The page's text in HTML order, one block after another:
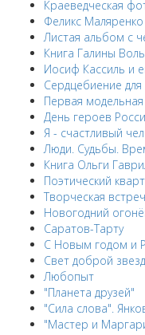
Краеведческая
Феликс
Листая альбом с
Книга Галины
Иосиф Кассиль и
Сердцебиение для
Первая
День героев
Я - счастливый
Люди. Судьбы.
Книга Ольги
Поэтический
Творческая
Новогодний
Саратов-Тарту
С Новым годом и
Свет доброй
Любопыт
"Планета друзей"
"Сила слова".
"Мастер и